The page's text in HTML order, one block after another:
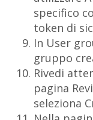
specifico
token di
In User
gruppo
Rivedi
pagina
seleziona